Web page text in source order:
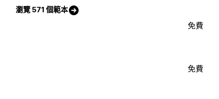
瀏覽 571 個範本
免費
免費